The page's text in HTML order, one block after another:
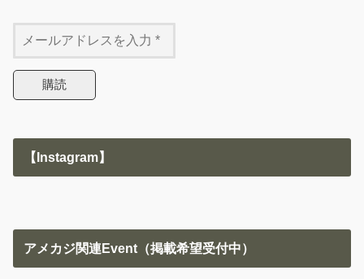
【Instagram】
アメカジ関連Event（掲載希望受付中）